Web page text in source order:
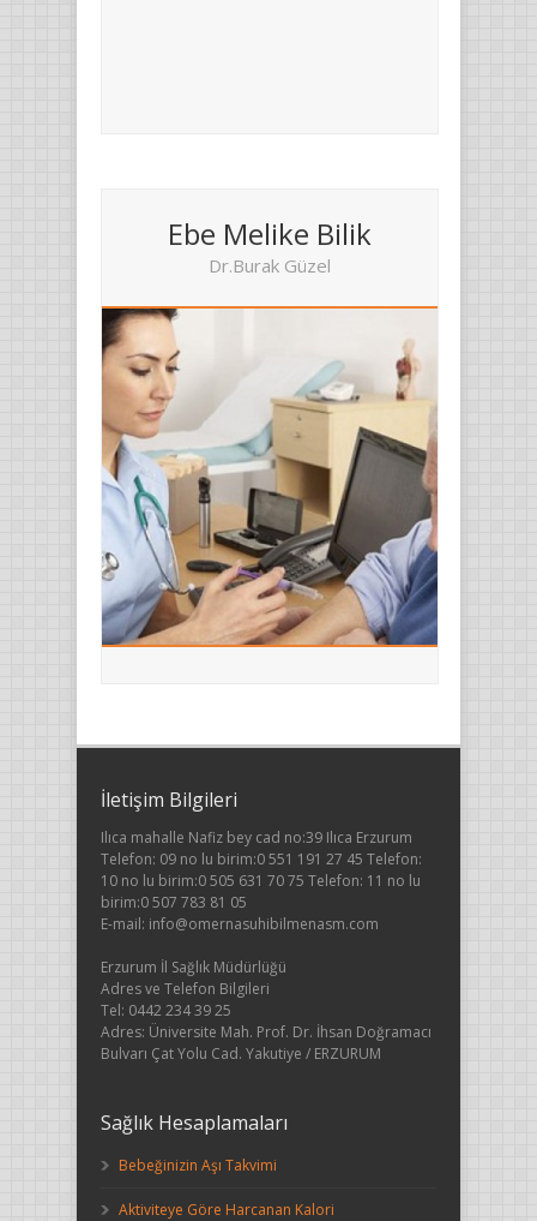
Ebe Melike Bilik
Dr.Burak Güzel
İletişim Bilgileri
Ilıca mahalle Nafiz bey cad no:39 Ilıca Erzurum
Telefon: 09 no lu birim:0 551 191 27 45 Telefon:
10 no lu birim:0 505 631 70 75 Telefon: 11 no lu
birim:0 507 783 81 05
E-mail: info@omernasuhibilmenasm.com
Erzurum İl Sağlık Müdürlüğü
Adres ve Telefon Bilgileri
Tel: 0442 234 39 25
Adres: Üniversite Mah. Prof. Dr. İhsan Doğramacı
Bulvarı Çat Yolu Cad. Yakutiye / ERZURUM
Sağlık Hesaplamaları
Bebeğinizin Aşı Takvimi
Aktiviteye Göre Harcanan Kalori